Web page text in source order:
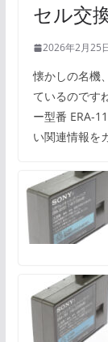
セル交
2026年2月25
懐かしの名機
ているのです
ー型番 ERA-
い関連情報を